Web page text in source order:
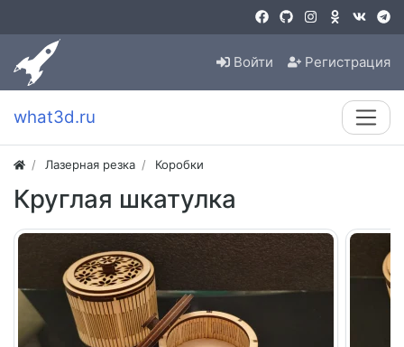
Войти Регистрация
what3d.ru
Лазерная резка Коробки
Круглая шкатулка